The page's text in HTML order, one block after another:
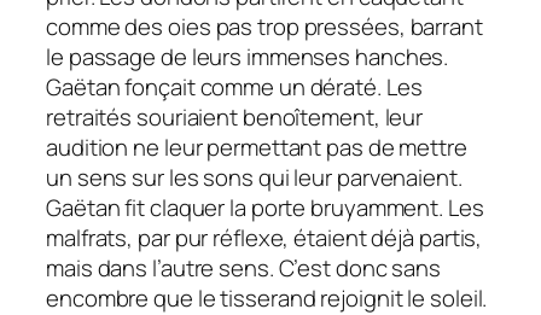
comme des oies pas trop pressées, barrant
le passage de leurs immenses hanches.
Gaëtan fonçait comme un dératé. Les
retraités souriaient benoîtement, leur
audition ne leur permettant pas de mettre
un sens sur les sons qui leur parvenaient.
Gaëtan fit claquer la porte bruyamment. Les
malfrats, par pur réflexe, étaient déjà partis,
mais dans l’autre sens. C’est donc sans
encombre que le tisserand rejoignit le soleil.